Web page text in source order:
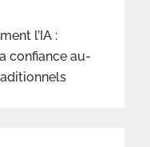
l’IA :
confiance au-